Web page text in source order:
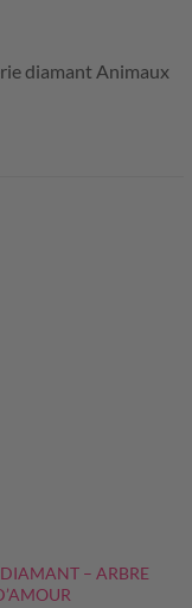
diamant Animaux
– ARBRE